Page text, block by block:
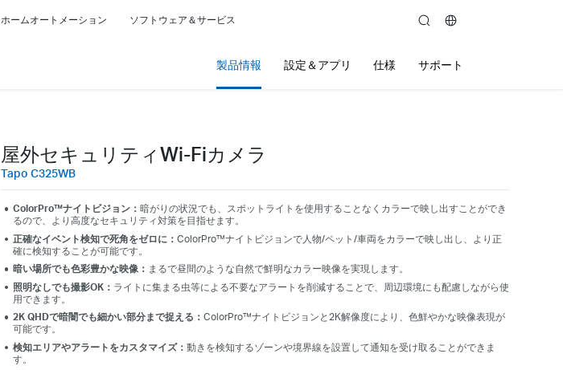
ホームオートメーション ソフトウェア＆サービス search
製品情報 設定＆アプリ 仕様 サポート
屋外セキュリティWi-Fiカメラ
Tapo C325WB
ColorPro™ナイトビジョン： 暗がりの状況でも、スポットライトを使用することなくカラーで映し出すことができ
るので、より高度なセキュリティ対策を目指せます。
正確なイベント検知で死角をゼロに： ColorPro™ナイトビジョンで人物/ペット/車両をカラーで映し出し、より正
確に検知することが可能です。
暗い場所でも色彩豊かな映像： まるで昼間のような自然で鮮明なカラー映像を実現します。
照明なしでも撮影OK： ライトに集まる虫等による不要なアラートを削減することで、周辺環境にも配慮しながら使
用できます。
2K QHDで暗闇でも細かい部分まで捉える： ColorPro™ナイトビジョンと2K解像度により、色鮮やかな映像表現が
可能です。
検知エリアやアラートをカスタマイズ： 動きを検知するゾーンや境界線を設置して通知を受け取ることができま
す。